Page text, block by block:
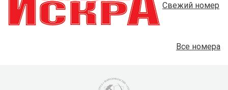
Свежий номер
Все номера